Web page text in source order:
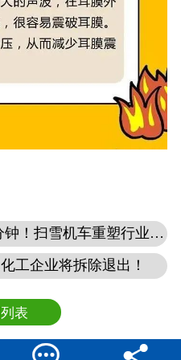
上一篇 : 装车8辆只需13分钟！扫雪机车重塑行业格局
工企业将拆除退出！
表